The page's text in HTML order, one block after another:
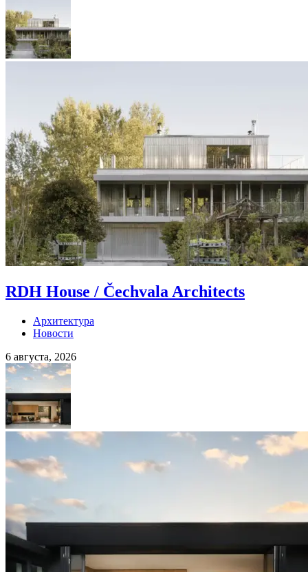
RDH House / Čechvala Architects
Архитектура
Новости
6 августа, 2026